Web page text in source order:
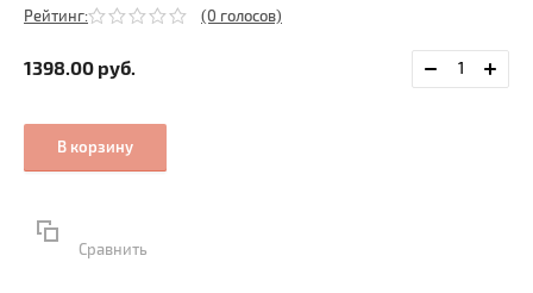
Рейтинг: (0 голосов)
1398.00 руб.
В корзину
Сравнить